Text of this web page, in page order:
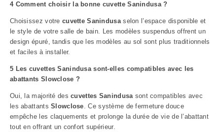
4 Comment choisir la bonne cuvette Sanindusa ?
Choisissez votre cuvette Sanindusaselon l’espace disponible et
le style de votre salle de bain. Les modèles suspendus offrent un
design épuré, tandis que les modèles au sol sont plus traditionnels
et faciles à installer.
5 Les cuvettes Sanindusa sont-elles compatibles avec les
abattants Slowclose ?
Oui, la majorité descuvettes Sanindusasont compatibles avec
les abattantsSlowclose. Ce système de fermeture douce
empêche les claquements et prolonge la durée de vie de l’abattant
tout en offrant un confort supérieur.